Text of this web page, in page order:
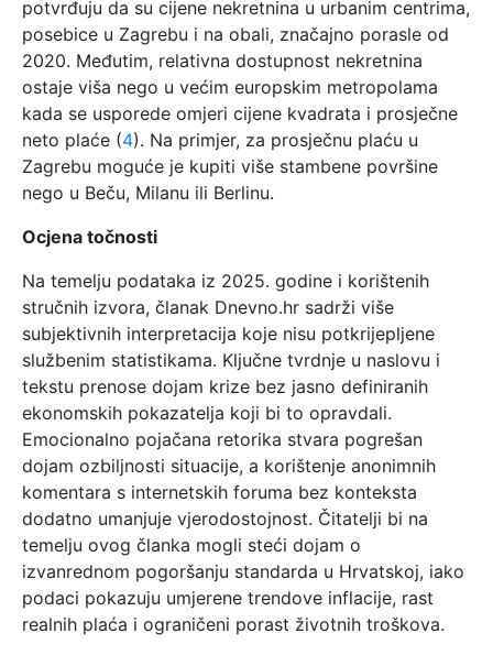
potvrđuju da su cijene nekretnina u urbanim centrima,
posebice u Zagrebu i na obali, značajno porasle od
2020. Međutim, relativna dostupnost nekretnina
ostaje viša nego u većim europskim metropolama
kada se usporede omjeri cijene kvadrata i prosječne
neto plaće (4). Na primjer, za prosječnu plaću u
Zagrebu moguće je kupiti više stambene površine
nego u Beču, Milanu ili Berlinu.
Ocjena točnosti
Na temelju podataka iz 2025. godine i korištenih
stručnih izvora, članak Dnevno.hr sadrži više
subjektivnih interpretacija koje nisu potkrijepljene
službenim statistikama. Ključne tvrdnje u naslovu i
tekstu prenose dojam krize bez jasno definiranih
ekonomskih pokazatelja koji bi to opravdali.
Emocionalno pojačana retorika stvara pogrešan
dojam ozbiljnosti situacije, a korištenje anonimnih
komentara s internetskih foruma bez konteksta
dodatno umanjuje vjerodostojnost. Čitatelji bi na
temelju ovog članka mogli steći dojam o
izvanrednom pogoršanju standarda u Hrvatskoj, iako
podaci pokazuju umjerene trendove inflacije, rast
realnih plaća i ograničeni porast životnih troškova.